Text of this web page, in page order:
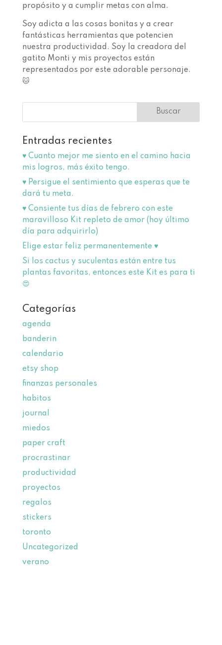
propósito y a cumplir metas con alma.
Soy adicta a las cosas bonitas y a crear
fantásticas herramientas que potencien
nuestra productividad. Soy la creadora del
gatito Monti y mis proyectos están
representados por este adorable personaje.
🐱
Entradas recientes
♥️ Cuanto mejor me siento en el camino hacia
mis logros, más éxito tengo.
♥️ Persigue el sentimiento que esperas que te
dará tu meta.
♥️ Consiente tus días de febrero con este
maravilloso Kit repleto de amor (hoy último
día para adquirirlo)
Elige estar feliz permanentemente ♥
Si los cactus y suculentas están entre tus
plantas favoritas, entonces este Kit es para ti
😍
Categorías
agenda
banderin
calendario
etsy shop
finanzas personales
habitos
journal
miedos
paper craft
procrastinar
productividad
proyectos
regalos
stickers
toronto
Uncategorized
verano